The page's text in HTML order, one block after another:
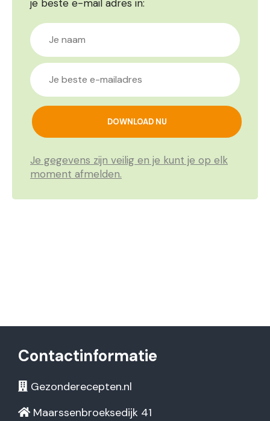
je beste e-mail adres in:
Je gegevens zijn veilig en je kunt je op elk
moment afmelden.
Contactinformatie
Gezonderecepten.nl
Maarssenbroeksedijk 41